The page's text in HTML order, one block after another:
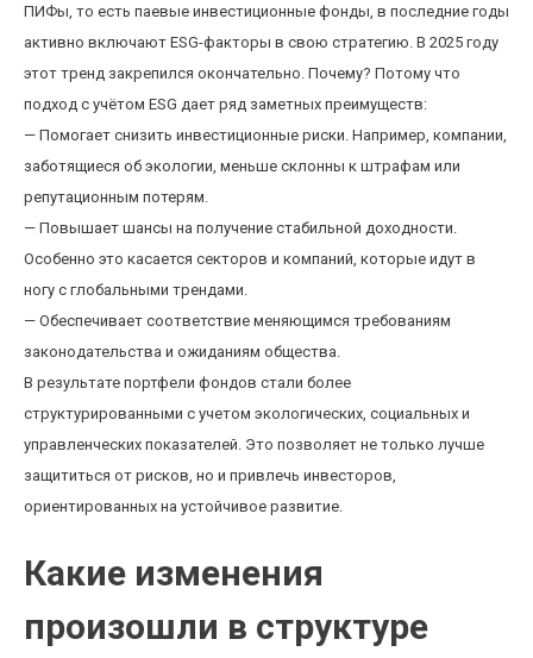
ПИФы, то есть паевые инвестиционные фонды, в последние годы
активно включают ESG-факторы в свою стратегию. В 2025 году
этот тренд закрепился окончательно. Почему? Потому что
подход с учётом ESG дает ряд заметных преимуществ:
— Помогает снизить инвестиционные риски. Например, компании,
заботящиеся об экологии, меньше склонны к штрафам или
репутационным потерям.
— Повышает шансы на получение стабильной доходности.
Особенно это касается секторов и компаний, которые идут в
ногу с глобальными трендами.
— Обеспечивает соответствие меняющимся требованиям
законодательства и ожиданиям общества.
В результате портфели фондов стали более
структурированными с учетом экологических, социальных и
управленческих показателей. Это позволяет не только лучше
защититься от рисков, но и привлечь инвесторов,
ориентированных на устойчивое развитие.
Какие изменения
произошли в структуре